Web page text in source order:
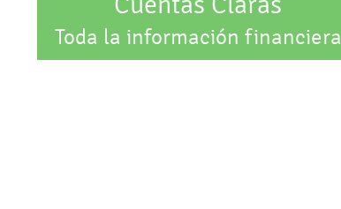
Toda la información financiera